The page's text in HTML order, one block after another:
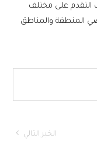
التقدم على مختلف
المنطقة والمناطق
الخبر التالي